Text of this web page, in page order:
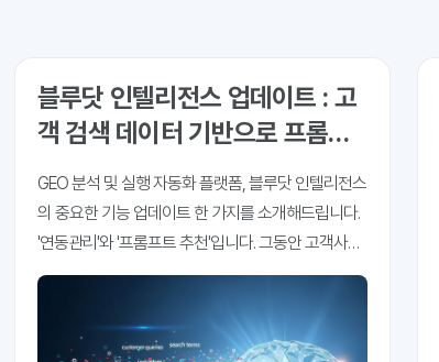
블루닷 인텔리전스 업데이트 : 고
객 검색 데이터 기반으로 프롬프
트 추출하기
GEO 분석 및 실행 자동화 플랫폼, 블루닷 인텔리전스
의 중요한 기능 업데이트 한 가지를 소개해드립니다.
'연동관리'와 '프롬프트 추천'입니다. 그동안 고객사들
을 만나면서 가장 자주 받았던 요청 사항 중 하나를 꼽
희 고객이 ChatGPT나 Gemini에 어떤 질문을 하는지